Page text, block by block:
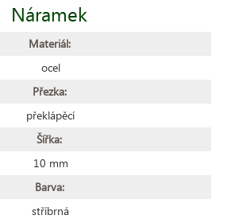
Náramek
Materiál:
ocel
Přezka:
překlápěcí
Šířka:
10 mm
Barva:
stříbrná